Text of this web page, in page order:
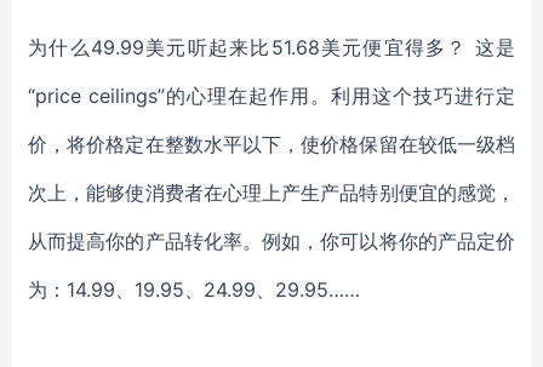
为什么49.99美元听起来比51.68美元便宜得多？ 这是
“price ceilings”的心理在起作用。利用这个技巧进行定
价，将价格定在整数水平以下，使价格保留在较低一级档
次上，能够使消费者在心理上产生产品特别便宜的感觉，
从而提高你的产品转化率。例如，你可以将你的产品定价
为：14.99、19.95、24.99、29.95……